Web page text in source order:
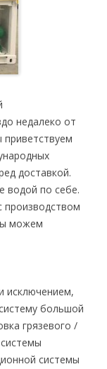
недалеко от
доставкой.
водой по себе.
производством
можем
исключением,
большой
грязевого /
системы